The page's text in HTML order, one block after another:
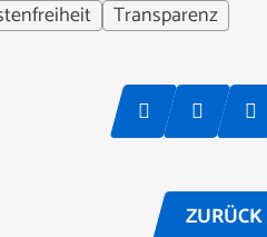
Transparenz
ZURÜCK